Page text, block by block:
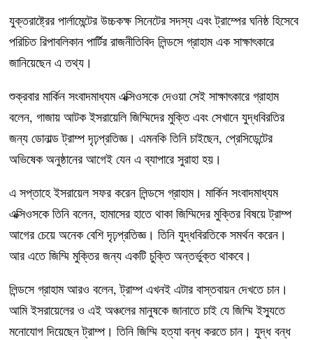
যুক্তরাষ্ট্রের পার্লামেন্টের উচ্চকক্ষ সিনেটের সদস্য এবং ট্রাম্পের ঘনিষ্ঠ হিসেবে
পরিচিত রিপাবলিকান পার্টির রাজনীতিবিদ লিন্ডসে গ্রাহাম এক সাক্ষাৎকারে
জানিয়েছেন এ তথ্য।
শুক্রবার মার্কিন সংবাদমাধ্যম এক্সিওসকে দেওয়া সেই সাক্ষাৎকারে গ্রাহাম
বলেন, গাজায় আটক ইসরায়েলি জিম্মিদের মুক্তি এবং সেখানে যুদ্ধবিরতির
জন্য ডোনাল্ড ট্রাম্প দৃঢ়প্রতিজ্ঞ। এমনকি তিনি চাইছেন, প্রেসিডেন্টের
অভিষেক অনুষ্ঠানের আগেই যেন এ ব্যাপারে সুরাহা হয়।
এ সপ্তাহে ইসরায়েল সফর করেন লিন্ডসে গ্রাহাম। মার্কিন সংবাদমাধ্যম
এক্সিওসকে তিনি বলেন, হামাসের হাতে থাকা জিম্মিদের মুক্তির বিষয়ে ট্রাম্প
আগের চেয়ে অনেক বেশি দৃঢ়প্রতিজ্ঞ। তিনি যুদ্ধবিরতিকে সমর্থন করেন।
আর এতে জিম্মি মুক্তির জন্য একটি চুক্তি অন্তর্ভুক্ত থাকবে।
লিন্ডসে গ্রাহাম আরও বলেন, ট্রাম্প এখনই এটার বাস্তবায়ন দেখতে চান।
আমি ইসরায়েলের ও এই অঞ্চলের মানুষকে জানাতে চাই যে জিম্মি ইস্যুতে
মনোযোগ দিয়েছেন ট্রাম্প। তিনি জিম্মি হত্যা বন্ধ করতে চান। যুদ্ধ বন্ধ